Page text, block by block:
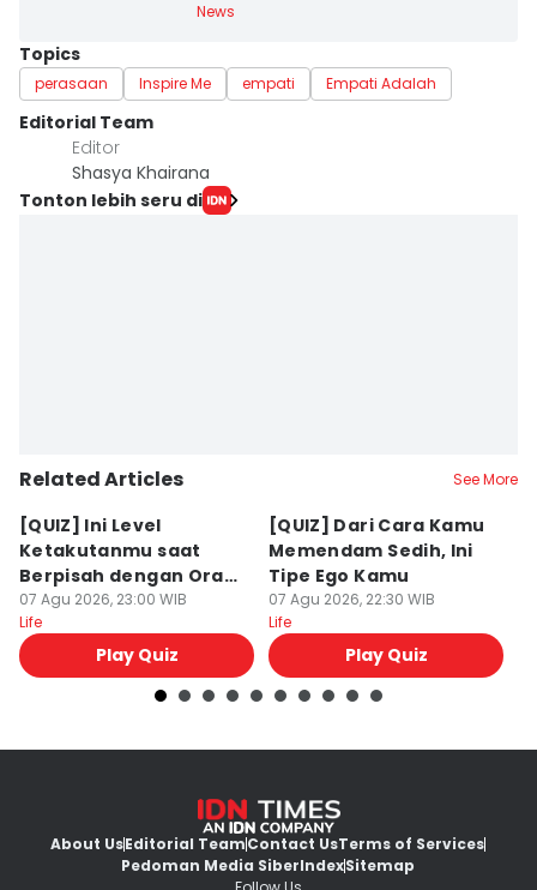
News
Topics
perasaan Inspire Me empati Empati Adalah
Editorial Team
Editor
Shasya Khairana
Tonton lebih seru di
Related Articles See More
[QUIZ] Ini Level
Ketakutanmu saat
Berpisah dengan Orang
Lain
07 Agu 2026, 23:00 WIB
Life
Play Quiz
[QUIZ] Dari Cara Kamu
Memendam Sedih, Ini
Tipe Ego Kamu
07 Agu 2026, 22:30 WIB
Life
Play Quiz
About UsEditorial TeamContact UsTerms of Services
Pedoman Media SiberIndexSitemap